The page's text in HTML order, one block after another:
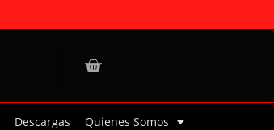
Descargas Quienes Somos